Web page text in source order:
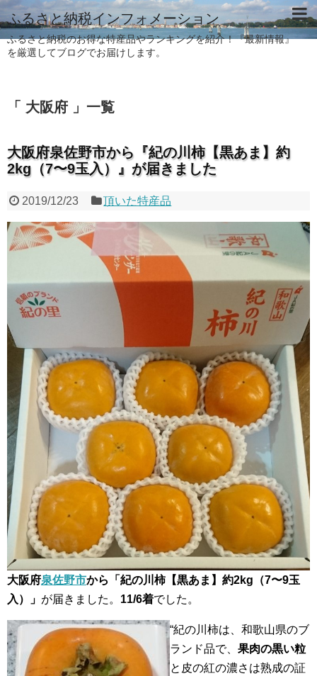
ふるさと納税インフォメーション
ふるさと納税のお得な特産品やランキングを紹介！『最新情報』
を厳選してブログでお届けします。
「 大阪府 」一覧
大阪府泉佐野市から『紀の川柿【黒あま】約
2kg（7〜9玉入）』が届きました
2019/12/23 頂いた特産品
大阪府泉佐野市から「紀の川柿【黒あま】約2kg（7〜9玉
入）」 が届きました。 11/6着でした。
“紀の川柿は、和歌山県のブ
ランド品で、 果肉の黒い粒
と皮の紅の濃さは熟成の証